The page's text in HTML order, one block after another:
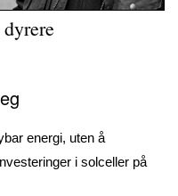
energi, uten å
i solceller på